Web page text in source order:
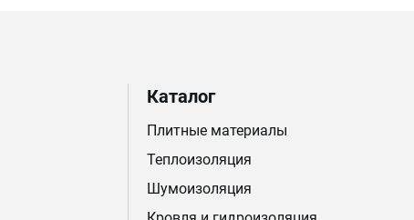
Каталог
Плитные материалы
Теплоизоляция
Шумоизоляция